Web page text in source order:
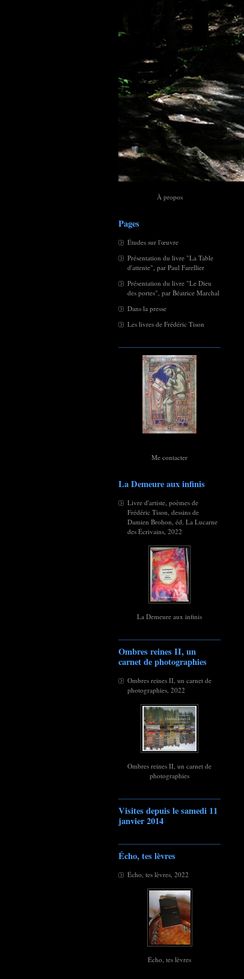
À propos
Pages
Études sur l'œuvre
Présentation du livre "La Table
d'attente", par Paul Farellier
Présentation du livre "Le Dieu
des portes", par Béatrice Marchal
Dans la presse
Les livres de Frédéric Tison
Me contacter
La Demeure aux infinis
Livre d'artiste, poèmes de
Frédéric Tison, dessins de
Damien Brohon, éd. La Lucarne
des Écrivains, 2022
La Demeure aux infinis
Ombres reines II, un
carnet de photographies
Ombres reines II, un carnet de
photographies, 2022
Ombres reines II, un carnet de
photographies
Visites depuis le samedi 11
janvier 2014
Écho, tes lèvres
Écho, tes lèvres, 2022
Écho, tes lèvres